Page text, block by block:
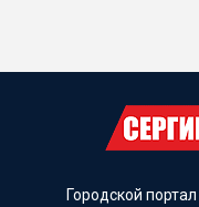
Городской